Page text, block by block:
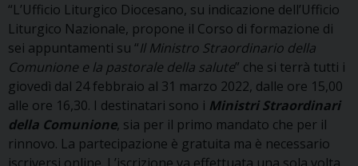
“L’Ufficio Liturgico Diocesano, su indicazione dell’Ufficio
Liturgico Nazionale, propone il Corso di formazione di
sei appuntamenti su “Il Ministro Straordinario della
Comunione e la pastorale della salute” che si terrà tutti i
giovedì dal 24 febbraio al 31 marzo 2022, dalle ore 15,00
alle ore 16,30. I destinatari sono i Ministri Straordinari
della Comunione, sia per il primo mandato che per il
rinnovo. La partecipazione è gratuita ma è necessario